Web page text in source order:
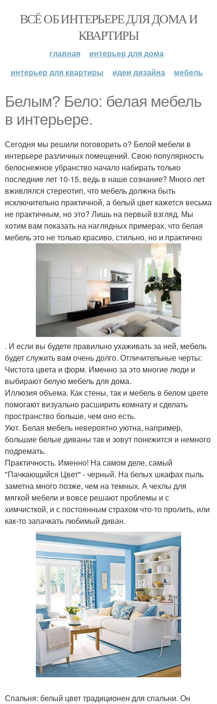
ВСЁ ОБ ИНТЕРЬЕРЕ ДЛЯ ДОМА И
КВАРТИРЫ
главная
интерьер для дома
интерьер для квартиры
идеи дизайна мебель
Белым? Бело: белая мебель
в интерьере.
Сегодня мы решили поговорить о? Белой мебели в
интерьере различных помещений. Свою популярность
белоснежное убранство начало набирать только
последние лет 10-15, ведь в наше сознание? Много лет
вживлялся стереотип, что мебель должна быть
исключительно практичной, а белый цвет кажется весьма
не практичным, но это? Лишь на первый взгляд. Мы
хотим вам показать на наглядных примерах, что белая
мебель это не только красиво, стильно, но и практично
. И если вы будете правильно ухаживать за ней, мебель
будет служить вам очень долго. Отличительные черты:
Чистота цвета и форм. Именно за это многие люди и
выбирают белую мебель для дома.
Иллюзия объема. Как стены, так и мебель в белом цвете
помогают визуально расширить комнату и сделать
пространство больше, чем оно есть.
Уют. Белая мебель невероятно уютна, например,
большие белые диваны так и зовут понежится и немного
подремать.
Практичность. Именно! На самом деле, самый
"Пачкающийся Цвет" - черный. На белых шкафах пыль
заметна много позже, чем на темных. А чехлы для
мягкой мебели и вовсе решают проблемы и с
химчисткой, и с постоянным страхом что-то пролить, или
как-то запачкать любимый диван.
Спальня: белый цвет традиционен для спальни. Он